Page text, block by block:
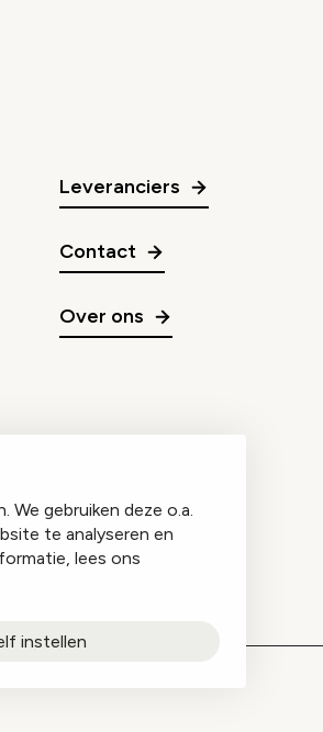
We gebruiken deze o.a.
te analyseren en
lees ons
instellen
Leveranciers
Contact
Over ons